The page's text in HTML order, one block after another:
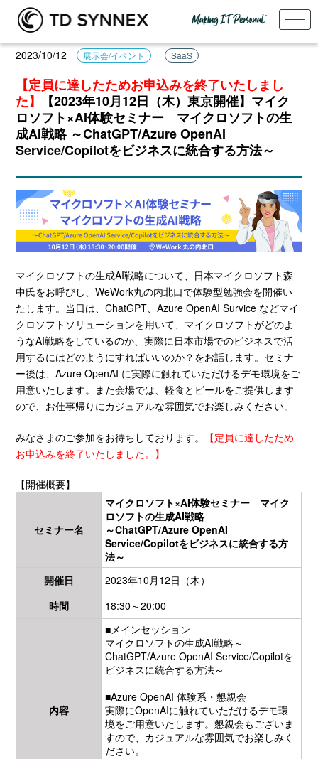
2023/10/12 展示会/イベント SaaS
【定員に達したためお申込みを終了いたしまし
た】
【2023年10月12日（木）東京開催】マイク
ロソフト×AI体験セミナー マイクロソフトの生
成AI戦略 ～ChatGPT/Azure OpenAI
Service/Copilotをビジネスに統合する方法～
マイクロソフトの生成AI戦略について、日本マイクロソフト森
中氏をお呼びし、WeWork丸の内北口で体験型勉強会を開催い
たします。当日は、ChatGPT、Azure OpenAI Survice などマイ
クロソフトソリューションを用いて、マイクロソフトがどのよ
うなAI戦略をしているのか、実際に日本市場でのビジネスで活
用するにはどのようにすればいいのか？をお話します。セミナ
ー後は、Azure OpenAI に実際に触れていただけるデモ環境をご
用意いたします。また会場では、軽食とビールをご提供します
ので、お仕事帰りにカジュアルな雰囲気でお楽しみください。
みなさまのご参加をお待ちしております。 【定員に達したため
お申込みを終了いたしました。】
【開催概要】
セミナー名
マイクロソフト×AI体験セミナー マイク
ロソフトの生成AI戦略
～ChatGPT/Azure OpenAI
Service/Copilotをビジネスに統合する方
法～
開催日
2023年10月12日（木）
時間
18:30～20:00
内容
■メインセッション
マイクロソフトの生成AI戦略～
ChatGPT/Azure OpenAI Service/Copilotを
ビジネスに統合する方法～
■Azure OpenAI 体験系・懇親会
実際にOpenAIに触れていただけるデモ環
境をご用意いたします。懇親会もございま
すので、カジュアルな雰囲気でお楽しみく
ださい。